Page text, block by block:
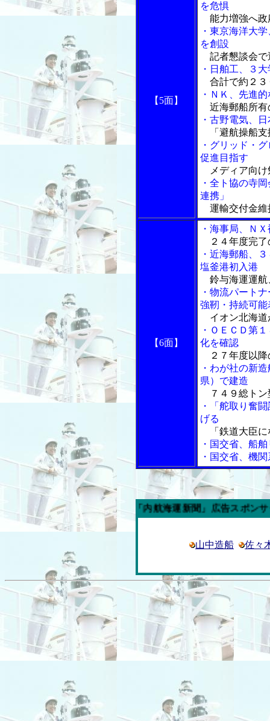
【5面】
を危惧
能力増強へ政
・東京海洋大
を創設
記者懇談会で
・日舶工、３
合計で約２３
・ＮＫ、先進
近海郵船所有
・古野電気、
「避航操船支
・グリッド・
促進目指す
メディア向け
・全ト協の寺
連携」
運輸交付金維
【6面】
・海事局、Ｎ
２４年度完了
・近海郵船、
塩釜港初入港
鈴与海運運航
・物流パート
強靭・持続可能
イオン北海道
・ＯＥＣＤ第
化を確認
２７年度以降
・わが社の新
県）で建造
７４９総トン
・「舵取り奮
げる
「鉄道大臣に
・国交省、船
・国交省、機
今週の「内航海運新聞」広告スポンサー企業
山中造船 佐々